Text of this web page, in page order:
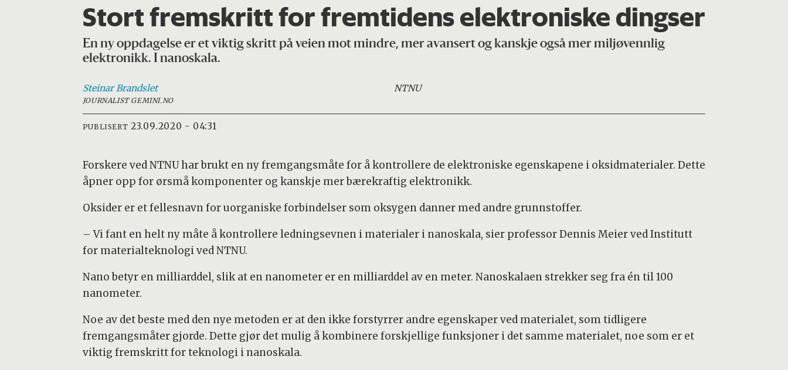
Stort fremskritt for fremtidens elektroniske dingser
En ny oppdagelse er et viktig skritt på veien mot mindre, mer avansert og kanskje også mer miljøvennlig
elektronikk. I nanoskala.
Steinar Brandslet
JOURNALIST GEMINI.NO
NTNU
PUBLISERT 23.09.2020 - 04:31
Forskere ved NTNU har brukt en ny fremgangsmåte for å kontrollere de elektroniske egenskapene i oksidmaterialer. Dette
åpner opp for ørsmå komponenter og kanskje mer bærekraftig elektronikk.
Oksider er et fellesnavn for uorganiske forbindelser som oksygen danner med andre grunnstoffer.
– Vi fant en helt ny måte å kontrollere ledningsevnen i materialer i nanoskala, sier professor Dennis Meier ved Institutt
for materialteknologi ved NTNU.
Nano betyr en milliarddel, slik at en nanometer er en milliarddel av en meter. Nanoskalaen strekker seg fra én til 100
nanometer.
Noe av det beste med den nye metoden er at den ikke forstyrrer andre egenskaper ved materialet, som tidligere
fremgangsmåter gjorde. Dette gjør det mulig å kombinere forskjellige funksjoner i det samme materialet, noe som er et
viktig fremskritt for teknologi i nanoskala.